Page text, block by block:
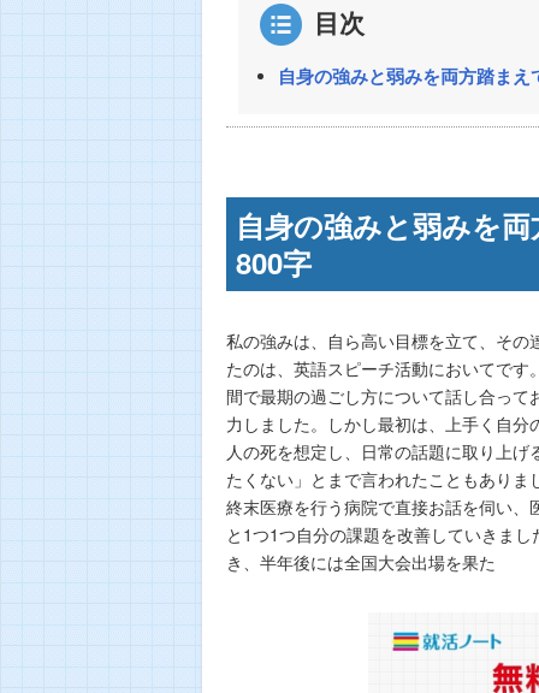
目次
自身の強みと弱みを両方踏ま
自身の強みと弱みを
800字
私の強みは、自ら高い目標を立て、そ
たのは、英語スピーチ活動においてで
間で最期の過ごし方について話し合っ
力しました。しかし最初は、上手く自
人の死を想定し、日常の話題に取り上
たくない」とまで言われたこともあり
終末医療を行う病院で直接お話を伺い
と1つ1つ自分の課題を改善していきま
き、半年後には全国大会出場を果た